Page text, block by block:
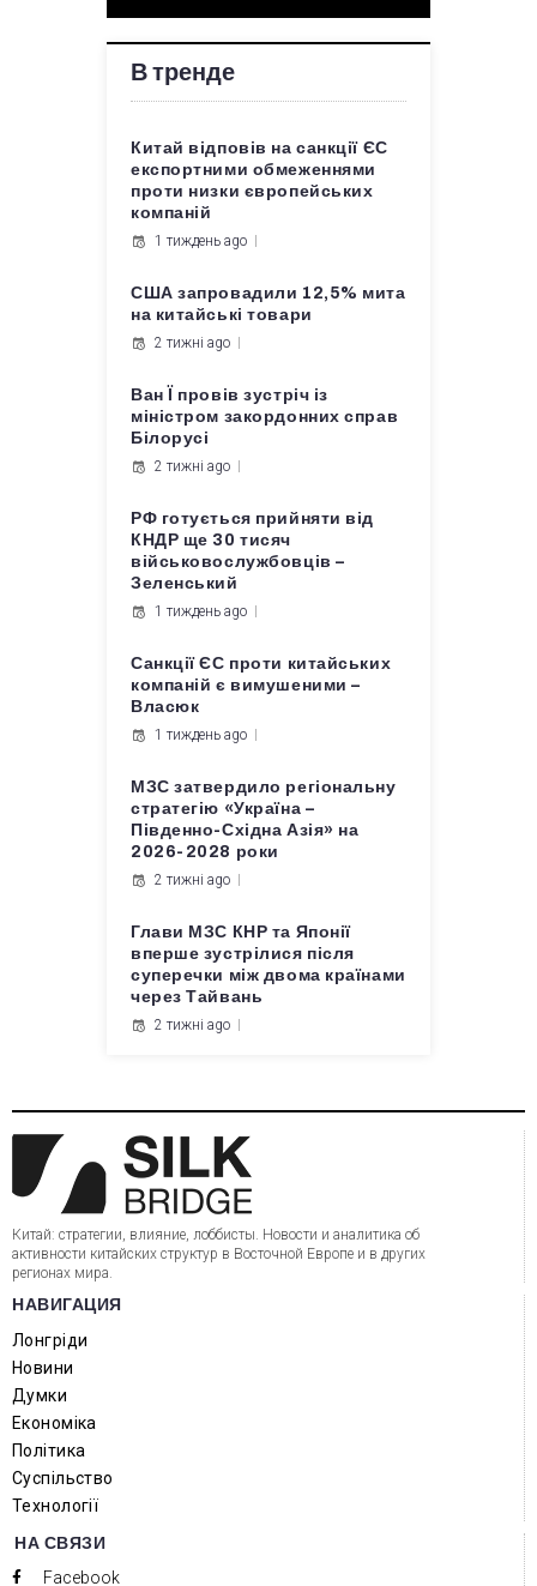
В тренде
Китай відповів на санкції ЄС
експортними обмеженнями
проти низки європейських
компаній
1 тиждень ago
США запровадили 12,5% мита
на китайські товари
2 тижні ago
Ван Ї провів зустріч із
міністром закордонних справ
Білорусі
2 тижні ago
РФ готується прийняти від
КНДР ще 30 тисяч
військовослужбовців –
Зеленський
1 тиждень ago
Санкції ЄС проти китайських
компаній є вимушеними –
Власюк
1 тиждень ago
МЗС затвердило регіональну
стратегію «Україна –
Південно-Східна Азія» на
2026-2028 роки
2 тижні ago
Глави МЗС КНР та Японії
вперше зустрілися після
суперечки між двома країнами
через Тайвань
2 тижні ago
Китай: стратегии, влияние, лоббисты. Новости и аналитика об
активности китайских структур в Восточной Европе и в других
регионах мира.
НАВИГАЦИЯ
Лонгріди
Новини
Думки
Економіка
Політика
Суспільство
Технології
НА СВЯЗИ
Facebook